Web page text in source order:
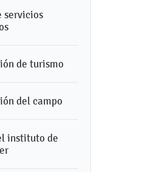
servicios
de turismo
del campo
instituto de